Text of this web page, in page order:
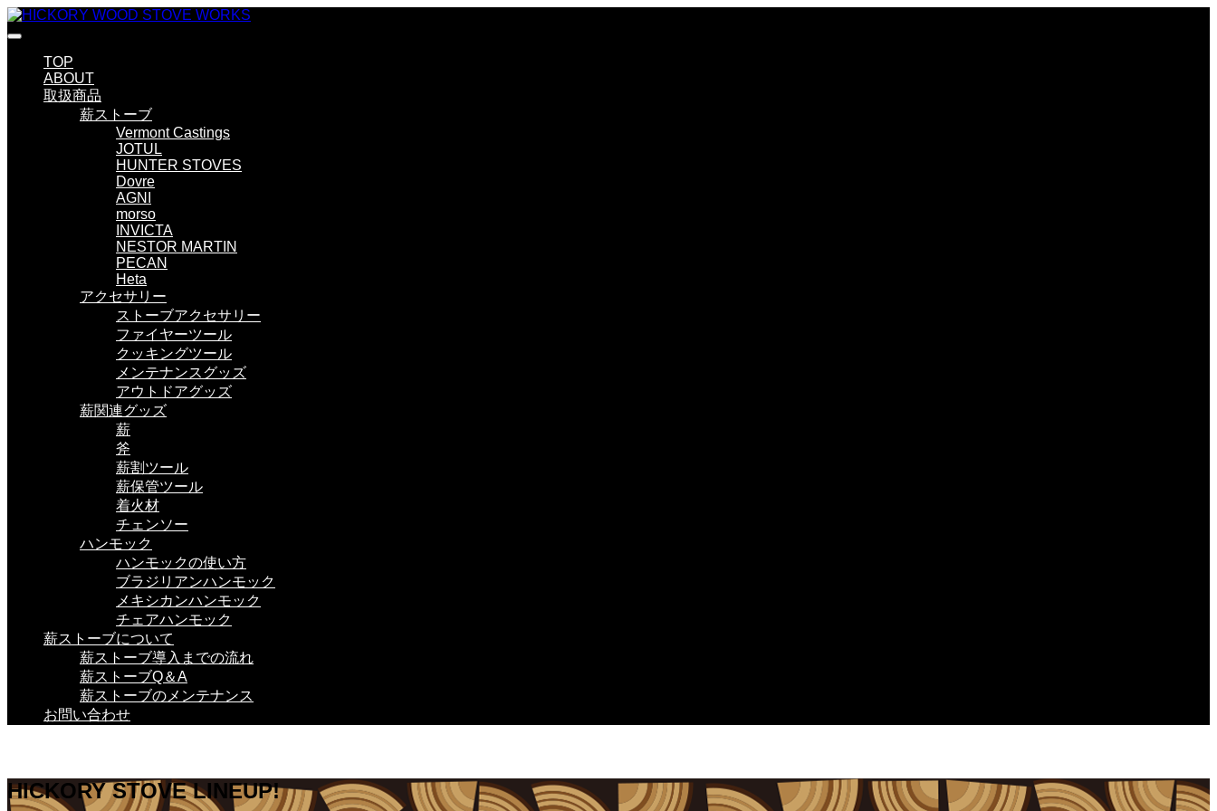
TOP
ABOUT
取扱商品
薪ストーブ
Vermont Castings
JOTUL
HUNTER STOVES
Dovre
AGNI
morso
INVICTA
NESTOR MARTIN
PECAN
Heta
アクセサリー
ストーブアクセサリー
ファイヤーツール
クッキングツール
メンテナンスグッズ
アウトドアグッズ
薪関連グッズ
薪
斧
薪割ツール
薪保管ツール
着火材
チェンソー
ハンモック
ハンモックの使い方
ブラジリアンハンモック
メキシカンハンモック
チェアハンモック
薪ストーブについて
薪ストーブ導入までの流れ
薪ストーブQ＆A
薪ストーブのメンテナンス
お問い合わせ
HICKORY STOVE LINEUP!